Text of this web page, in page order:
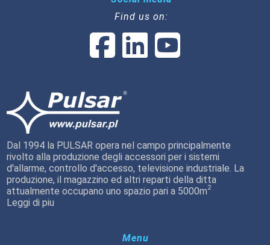
Find us on:
Dal 1994 la PULSAR opera nel campo principalmente
rivolto alla produzione degli accessori per i sistemi
d'allarme, controllo d'accesso, televisione industriale. La
produzione, il magazzino ed altri reparti della ditta
attualmente occupano uno spazio pari a 5000m2
Leggi di piu
Menu